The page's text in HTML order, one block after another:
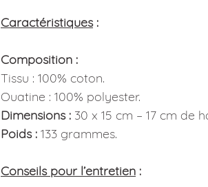
Caractéristiques:
Composition :
Tissu : 100% coton.
Ouatine : 100% polyester.
Dimensions : 30 x 15 cm – 17 cm de
Poids : 133 grammes.
Conseils pour l’entretien :